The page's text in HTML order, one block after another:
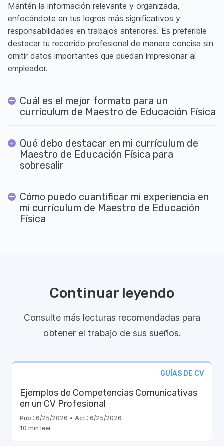
Mantén la información relevante y organizada,
enfocándote en tus logros más significativos y
responsabilidades en trabajos anteriores. Es preferible
destacar tu recorrido profesional de manera concisa sin
omitir datos importantes que puedan impresionar al
empleador.
Cuál es el mejor formato para un
currículum de Maestro de Educación Física
Qué debo destacar en mi currículum de
Maestro de Educación Física para
sobresalir
Cómo puedo cuantificar mi experiencia en
mi currículum de Maestro de Educación
Física
Continuar leyendo
Consulte más lecturas recomendadas para
obtener el trabajo de sus sueños.
GUÍAS DE CV
Ejemplos de Competencias Comunicativas
en un CV Profesional
Pub.: 6/25/2026 • Act.: 6/25/2026
10 min leer